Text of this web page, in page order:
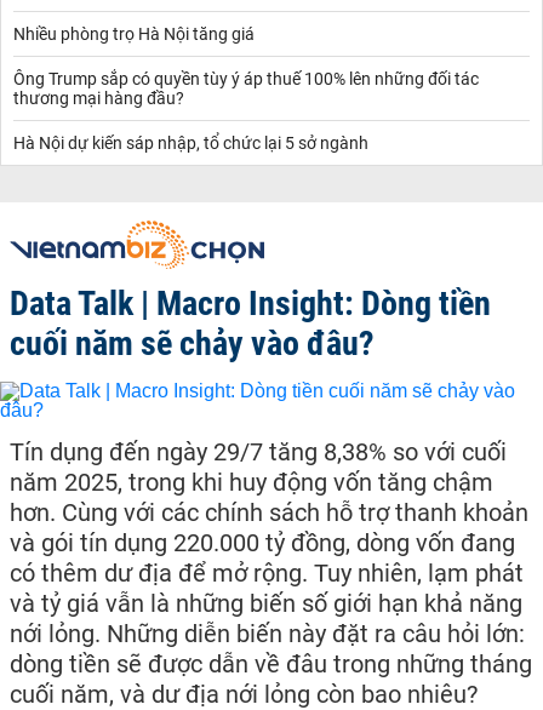
Nhiều phòng trọ Hà Nội tăng giá
Ông Trump sắp có quyền tùy ý áp thuế 100% lên những đối tác
thương mại hàng đầu?
Hà Nội dự kiến sáp nhập, tổ chức lại 5 sở ngành
Data Talk | Macro Insight: Dòng tiền
cuối năm sẽ chảy vào đâu?
Tín dụng đến ngày 29/7 tăng 8,38% so với cuối
năm 2025, trong khi huy động vốn tăng chậm
hơn. Cùng với các chính sách hỗ trợ thanh khoản
và gói tín dụng 220.000 tỷ đồng, dòng vốn đang
có thêm dư địa để mở rộng. Tuy nhiên, lạm phát
và tỷ giá vẫn là những biến số giới hạn khả năng
nới lỏng. Những diễn biến này đặt ra câu hỏi lớn:
dòng tiền sẽ được dẫn về đâu trong những tháng
cuối năm, và dư địa nới lỏng còn bao nhiêu?